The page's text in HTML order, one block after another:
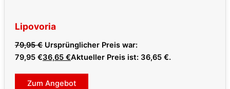
Lipovoria
79,95€ Ursprünglicher Preis war:
79,95 €36,65 €Aktueller Preis ist: 36,65 €.
Zum Angebot